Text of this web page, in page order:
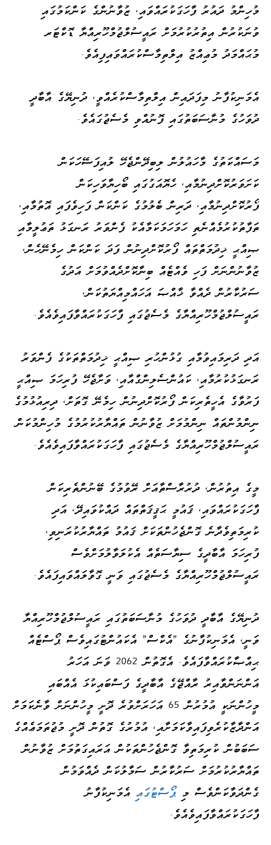
މުހިންމު ދައުރު ފާހަގަކުރައްވައި، ޒުވާނުންގެ ކަންކަމުގައި
ވުނަކުރުން އިތުރުކުރުމަށް ރައީސުލްޖުމްހޫރިއްޔާ ޑޮކްޓަރ
މުޙައްމަދު މުޢިއްޒު އިލްތިމާސްކުރައްވައިފިއެވެ.
އެމަނިކުފާނު މިފަދައިން އިލްތިމާސްކުރެއްވީ، ދުނިޔޭގެ އާބާދީ
ދުވަހުގެ މުނާސަބަތުގައި ފޮނުއްވި މެސެޖުގައެވެ.
މަސައްކަތުގެ މާހައުލުން ލިބިދޭންޖެހޭ ލުއިފަސޭހަކަން
ކަށަވަރުކޮށްދިނުމާއި، ހެޔޮއަގުގައި ބޯހިޔާވަހިކަން
ފޯރުކޮށްދިނުމާއި، ދަރިން ބެލުމުގެ ކަންކަން ފަހިވެފައި އޮތުމާއި،
ތަފާތުކުރުމެއްނެތި ހަމަހަމަކަމާއެކު ފެންވަރު ރަނގަޅު ތަޢުލީމާއި
ޞިއްޙީ ޚިދުމަތްތައް ފޯރުކޮށްދިނުން ފަދަ ކަންކަން ހިމެނޭހެން،
ޒުވާނުންނަށް ފަހި ވެއްޓެއް ބިނާކޮށްދެއްވުމަށް އަދުގެ
ސަރުކާރުން ދެއްވާ ޚާއްޞަ އަހައްމިއްޔަތުކަން،
ރައީސުލްޖުމްހޫރިއްޔާގެ މެސެޖުގައި ފާހަގަކުރައްވާފައިވެއެވެ.
އަދި ދަރިމައިވުމާއި ގުޅުންހުރި ޞިއްޙީ ޚިދުމަތްތަކުގެ ފެންވަރު
ރަނގަޅުކުރުމާއި، ކައުންސެލިންގްއާއި، ވަށާޖެހޭ ފުރިހަމަ ޞިއްޙީ
ފަރުވާގެ އެހީތެރިކަން ފޯރުކޮށްދިނުން ހިމެނޭ ގޮތަށް، ދިރިއުޅުމުގެ
ނިންމުންތައް ނިންމުމަށް ޒުވާނުން ތައްޔާރުކުރުމުގެ މުހިންމުކަން
ރައީސުލްޖުމްހޫރިއްޔާގެ މެސެޖުގައި ފާހަގަކުރައްވާފައިވެއެވެ.
މީގެ އިތުރުން، ދުރުރާސްތާއަށް ރޭވުމުގެ ބޭނުންތެރިކަން
ފާހަގަކުރައްވައި، ޤައުމީ ޙަޤީޤަތްތައް ދައްކުވައިދޭ، އަދި
ކުރިމަތިވެދާނެ ގޮންޖެހުންތަކަށް ޤައުމު ތައްޔާރުކުރަނިވި،
ފުރިހަމަ އާބާދީގެ ސިޔާސަތެއް އެކުލަވާލުމަށްވެސް
ރައީސުލްޖުމްހޫރިއްޔާގެ މެސެޖުގައި ވަނީ ގޮވާލައްވައިފައެވެ.
ދުނިޔޭގެ އާބާދީ ދުވަހުގެ މުނާސަބަތުގައި ރައީސުލްޖުމްހޫރިއްޔާ
ވަނީ، އެމަނިކުފާނުގެ 'އެކްސް' އެކައުންޓުގައިވެސް ޕޯސްޓެއް
ޙިއްޞާކުރައްވާފައެވެ. އެގޮތުން 2062 ވަނަ އަހަރު
އަންނަންވާއިރު ރާއްޖޭގެ އާބާދީގެ ފަސްބައިކުޅަ އެއްބައި
މީހުންނަކީ އުމުރުން 65 އަހަރަށްވުރެ ދޮށީ މީހުންނަށް ވާނެކަމަށް
އަންދާޒާކުރެވިފައިވާކަމަށާއި، އުމުރުގެ ގޮތުން ދޮށީ މުޖުތަމަޢެއްގެ
ސަބަބުން ކުރިމަތިވާ ގޮންޖެހުންތަކުން އަރައިގަތުމަށް ޒުވާނުން
ތައްޔާރުކުރުމަށް ސަރުކާރުން ސަމާލުކަން ދެއްވަމުން
ގެންދަވާކަންވެސް މިޕޯސްޓުގައި އެމަނިކުފާނު
ފާހަގަކުރައްވާފައިވެއެވެ.